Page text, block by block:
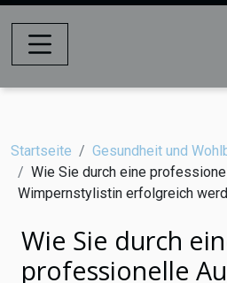
Startseite
Gesundheit und
Wie Sie durch eine
Wimpernstylistin erfolgreich
Wie Sie durch
professionelle